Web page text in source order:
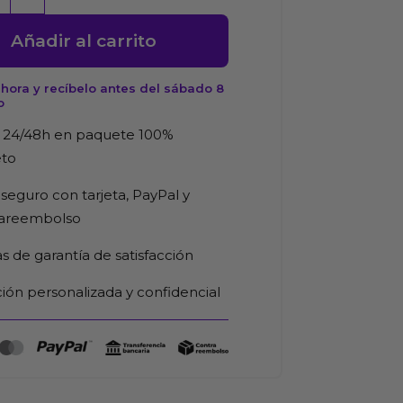
Añadir al carrito
y recíbelo antes del sábado 8
24/48h en paquete 100%
con tarjeta, PayPal y
de garantía de satisfacción
personalizada y confidencial